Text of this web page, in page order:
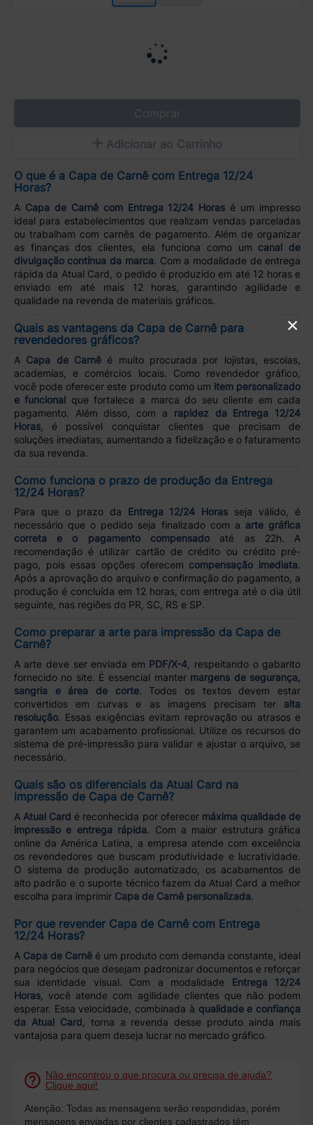
Comprar
Adicionar ao Carrinho
O que é a Capa de Carnê com Entrega 12/24
Horas?
A Capa de Carnê com Entrega 12/24 Horas é um impresso
ideal para estabelecimentos que realizam vendas parceladas
ou trabalham com carnês de pagamento. Além de organizar
as finanças dos clientes, ela funciona como um canal de
divulgação contínua da marca. Com a modalidade de entrega
rápida da Atual Card, o pedido é produzido em até 12 horas e
enviado em até mais 12 horas, garantindo agilidade e
qualidade na revenda de materiais gráficos.
Quais as vantagens da Capa de Carnê para
revendedores gráficos?
A Capa de Carnêé muito procurada por lojistas, escolas,
academias, e comércios locais. Como revendedor gráfico,
você pode oferecer este produto como um item personalizado
e funcional que fortalece a marca do seu cliente em cada
pagamento. Além disso, com a rapidez da Entrega 12/24
Horas, é possível conquistar clientes que precisam de
soluções imediatas, aumentando a fidelização e o faturamento
da sua revenda.
Como funciona o prazo de produção da Entrega
12/24 Horas?
Para que o prazo da Entrega 12/24 Horas seja válido, é
necessário que o pedido seja finalizado com a arte gráfica
correta e o pagamento compensado até as 22h. A
recomendação é utilizar cartão de crédito ou crédito pré-
pago, pois essas opções oferecem compensação imediata.
Após a aprovação do arquivo e confirmação do pagamento, a
produção é concluída em 12 horas, com entrega até o dia útil
seguinte, nas regiões do PR, SC, RS e SP.
Como preparar a arte para impressão da Capa de
Carnê?
A arte deve ser enviada em PDF/X-4 , respeitando o gabarito
fornecido no site. É essencial manter margens de segurança,
sangria e área de corte. Todos os textos devem estar
convertidos em curvas e as imagens precisam ter alta
resolução. Essas exigências evitam reprovação ou atrasos e
garantem um acabamento profissional. Utilize os recursos do
sistema de pré-impressão para validar e ajustar o arquivo, se
necessário.
Quais são os diferenciais da Atual Card na
impressão de Capa de Carnê?
A Atual Card é reconhecida por oferecer máxima qualidade de
impressão e entrega rápida. Com a maior estrutura gráfica
online da América Latina, a empresa atende com excelência
os revendedores que buscam produtividade e lucratividade.
O sistema de produção automatizado, os acabamentos de
alto padrão e o suporte técnico fazem da Atual Card a melhor
escolha para imprimir Capa de Carnê personalizada.
Por que revender Capa de Carnê com Entrega
12/24 Horas?
A Capa de Carnêé um produto com demanda constante, ideal
para negócios que desejam padronizar documentos e reforçar
sua identidade visual. Com a modalidade Entrega 12/24
Horas, você atende com agilidade clientes que não podem
esperar. Essa velocidade, combinada à qualidade e confiança
da Atual Card , torna a revenda desse produto ainda mais
vantajosa para quem deseja lucrar no mercado gráfico.
Não encontrou o que procura ou precisa de ajuda?
Clique aqui!
Atenção: Todas as mensagens serão respondidas, porém
mensagens enviadas por clientes cadastrados têm
×